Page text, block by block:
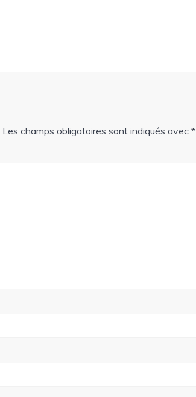
Les champs obligatoires sont indiqués avec*